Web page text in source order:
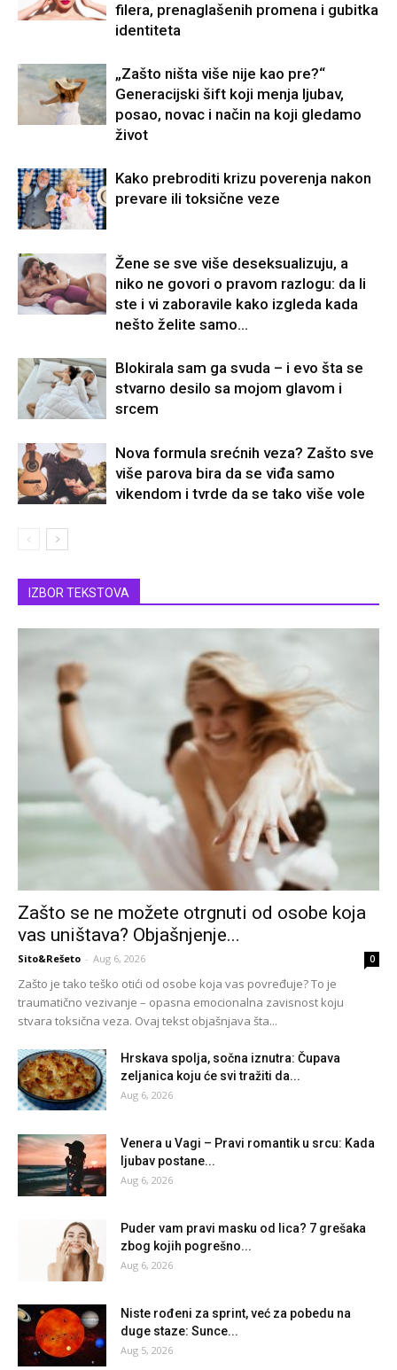
filera, prenaglašenih promena i gubitka
identiteta
„Zašto ništa više nije kao pre?“
Generacijski šift koji menja ljubav,
posao, novac i način na koji gledamo
život
Kako prebroditi krizu poverenja nakon
prevare ili toksične veze
Žene se sve više deseksualizuju, a
niko ne govori o pravom razlogu: da li
ste i vi zaboravile kako izgleda kada
nešto želite samo...
Blokirala sam ga svuda – i evo šta se
stvarno desilo sa mojom glavom i
srcem
Nova formula srećnih veza? Zašto sve
više parova bira da se viđa samo
vikendom i tvrde da se tako više vole
IZBOR TEKSTOVA
Zašto se ne možete otrgnuti od osobe koja
vas uništava? Objašnjenje...
Sito&Rešeto - Aug 6, 2026 0
Zašto je tako teško otići od osobe koja vas povređuje? To je
traumatično vezivanje – opasna emocionalna zavisnost koju
stvara toksična veza. Ovaj tekst objašnjava šta...
Hrskava spolja, sočna iznutra: Čupava
zeljanica koju će svi tražiti da...
Aug 6, 2026
Venera u Vagi – Pravi romantik u srcu: Kada
ljubav postane...
Aug 6, 2026
Puder vam pravi masku od lica? 7 grešaka
zbog kojih pogrešno...
Aug 6, 2026
Niste rođeni za sprint, već za pobedu na
duge staze: Sunce...
Aug 5, 2026